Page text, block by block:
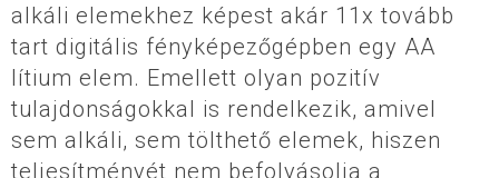
alkáli elemekhez képest akár 11x tovább
tart digitális fényképezőgépben egy AA
lítium elem. Emellett olyan pozitív
tulajdonságokkal is rendelkezik, amivel
sem alkáli, sem tölthető elemek, hiszen
teljesítményét nem befolyásolja a